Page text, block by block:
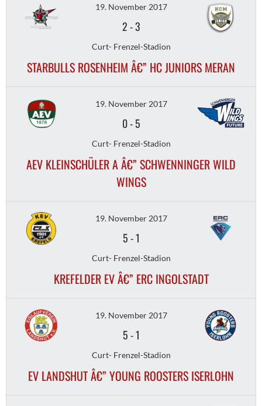
19. November 2017
2-3
Curt- Frenzel-Stadion
STARBULLS ROSENHEIM Â€” HC JUNIORS MERAN
19. November 2017
0-5
Curt- Frenzel-Stadion
AEV KLEINSCHÜLER A Â€” SCHWENNINGER WILD
WINGS
19. November 2017
5-1
Curt- Frenzel-Stadion
KREFELDER EV Â€” ERC INGOLSTADT
19. November 2017
5-1
Curt- Frenzel-Stadion
EV LANDSHUT Â€” YOUNG ROOSTERS ISERLOHN